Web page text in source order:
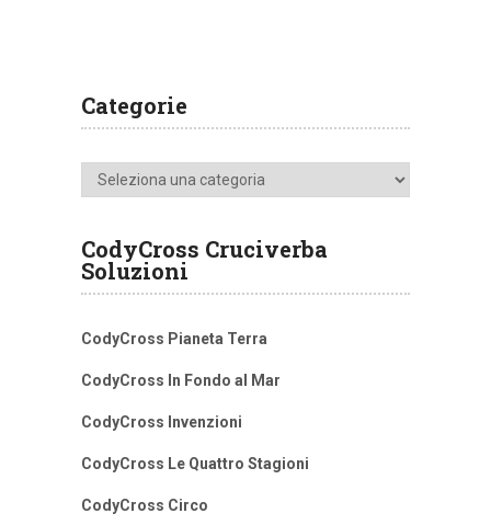
Categorie
Categorie
CodyCross Cruciverba
Soluzioni
CodyCross Pianeta Terra
CodyCross In Fondo al Mar
CodyCross Invenzioni
CodyCross Le Quattro Stagioni
CodyCross Circo